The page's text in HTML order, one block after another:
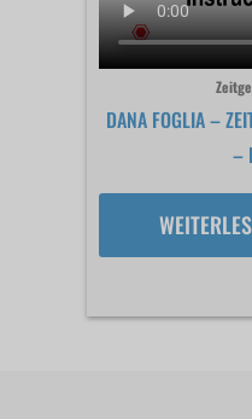
DANA FOGLIA –
–